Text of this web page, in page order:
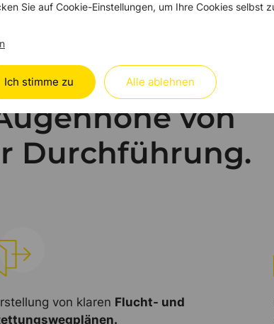
von
Durchführung.
von klaren Flucht- und
Sie auf Cookie-Einstellungen, um Ihre Cookies selbst
Ich stimme zu Alle ablehnen